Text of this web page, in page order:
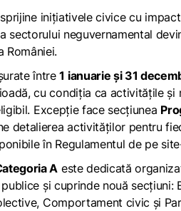
inițiativele civice cu
neguvernamental
României.
între1 ianuarie și 31
cu condiția ca activitățile și
Excepție face secțiunea
detalierea activităților pentru
în Regulamentul de pe
A este dedicată
și cuprinde nouă secțiuni:
Comportament civic și